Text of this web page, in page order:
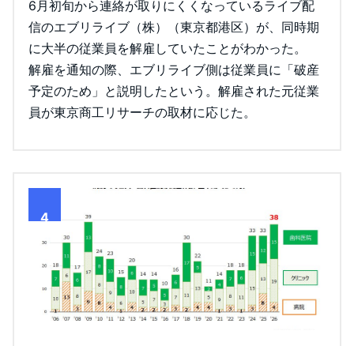
6月初旬から連絡が取りにくくなっているライブ配
信のエブリライブ（株）（東京都港区）が、同時期
に大半の従業員を解雇していたことがわかった。
解雇を通知の際、エブリライブ側は従業員に「破産
予定のため」と説明したという。解雇された元従業
員が東京商工リサーチの取材に応じた。
4